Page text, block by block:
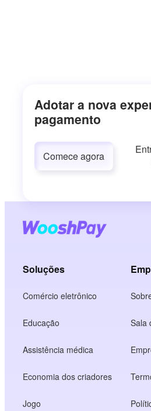
Adotar a nova
pagamento
Comece agora
Soluções
Comércio eletrônico
Educação
Assistência médica
Economia dos criadores
Jogo
Sala